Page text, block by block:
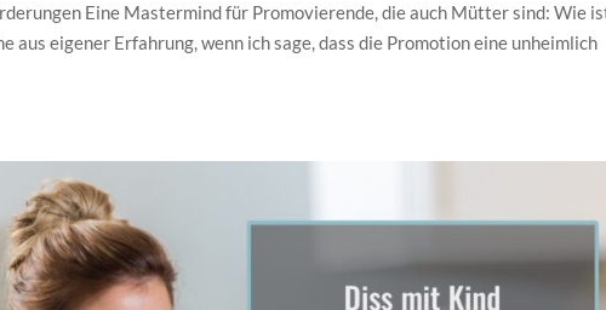
Eine Mastermind für Promovierende, die auch Mütter sind: Wie
aus eigener Erfahrung, wenn ich sage, dass die Promotion eine unheimlich